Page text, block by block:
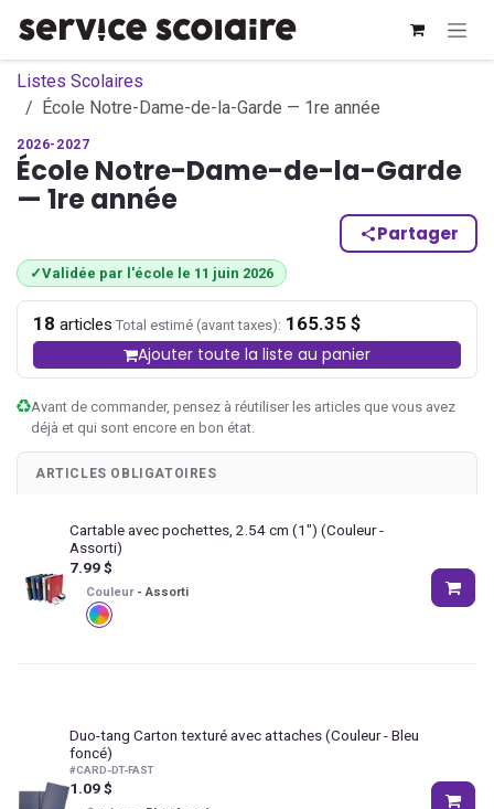
Listes Scolaires
École Notre-Dame-de-la-Garde — 1re année
2026-2027
École Notre-Dame-de-la-Garde
— 1re année
Partager
✓Validée par l'école le 11 juin 2026
18 articles·Total estimé (avant taxes): 165.35 $
Ajouter toute la liste au panier
Avant de commander, pensez à réutiliser les articles que vous avez
déjà et qui sont encore en bon état.
ARTICLES OBLIGATOIRES
Cartable avec pochettes, 2.54 cm (1") (Couleur -
Assorti)
7.99$
Couleur -Assorti
Duo-tang Carton texturé avec attaches(Couleur - Bleu
foncé)
#CARD-DT-FAST
1.09$